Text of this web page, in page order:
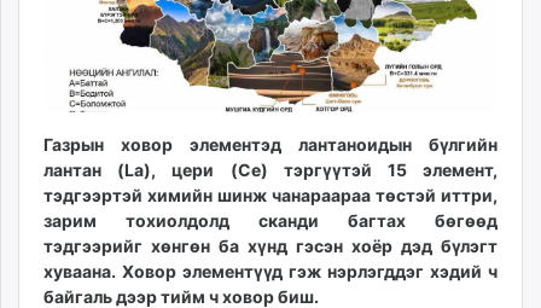
Livetv.mn
Eguur.mn
24tsag.mn
shuud.mn
eagle.mn
ergelt.mn
zarig.mn
today.mn
Газрын ховор элементэд лантаноидын бүлгийн
лантан (La), цери (Ce) тэргүүтэй 15 элемент,
тэдгээртэй химийн шинж чанараараа төстэй иттри,
зарим тохиолдолд сканди багтах бөгөөд
тэдгээрийг хөнгөн ба хүнд гэсэн хоёр дэд бүлэгт
хуваана. Ховор элементүүд гэж нэрлэгддэг хэдий ч
байгаль дээр тийм ч ховор биш.